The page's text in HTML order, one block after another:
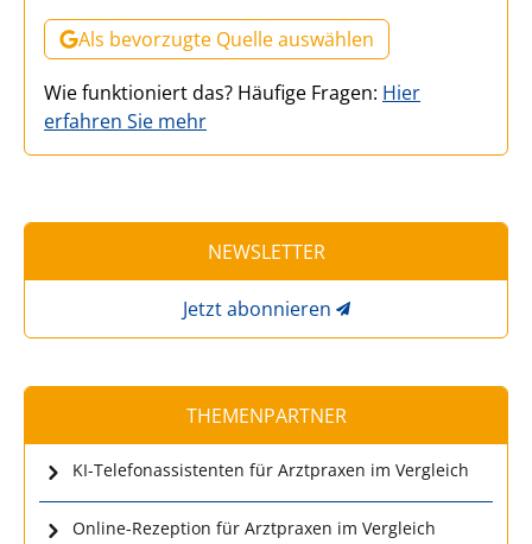
Als bevorzugte Quelle auswählen
Wie funktioniert das? Häufige Fragen: Hier
erfahren Sie mehr
NEWSLETTER
Jetzt abonnieren
THEMENPARTNER
KI-Telefonassistenten für Arztpraxen im Vergleich
Online-Rezeption für Arztpraxen im Vergleich